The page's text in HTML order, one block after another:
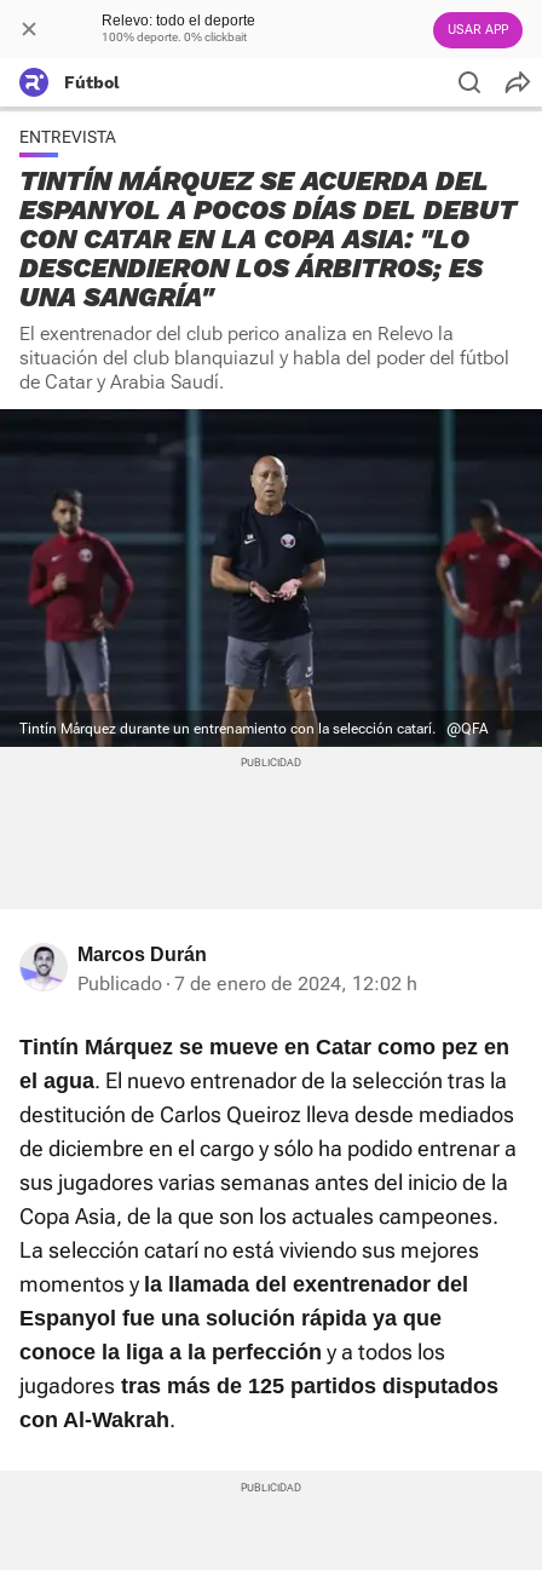
Relevo: todo el deporte
100% deporte. 0% clickbait USAR APP
Fútbol
ENTREVISTA
TINTÍN MÁRQUEZ SE ACUERDA DEL
ESPANYOL A POCOS DÍAS DEL DEBUT
CON CATAR EN LA COPA ASIA: "LO
DESCENDIERON LOS ÁRBITROS; ES
UNA SANGRÍA"
El exentrenador del club perico analiza en Relevo la
situación del club blanquiazul y habla del poder del fútbol
de Catar y Arabia Saudí.
Tintín Márquez durante un entrenamiento con la selección catarí. @QFA
Marcos Durán
Publicado 7 de enero de 2024, 12:02 h
Tintín Márquez se mueve en Catar como pez en
el agua. El nuevo entrenador de la selección tras la
destitución de Carlos Queiroz lleva desde mediados
de diciembre en el cargo y sólo ha podido entrenar a
sus jugadores varias semanas antes del inicio de la
Copa Asia, de la que son los actuales campeones.
La selección catarí no está viviendo sus mejores
momentos y la llamada del exentrenador del
Espanyol fue una solución rápida ya que
conoce la liga a la perfección y a todos los
jugadores tras más de 125 partidos disputados
con Al-Wakrah.